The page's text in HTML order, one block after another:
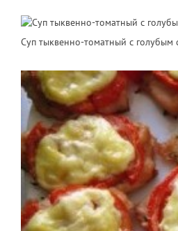
Суп тыквенно-томатный с голубым